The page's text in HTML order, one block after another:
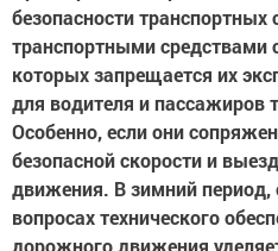
безопасности транспортных
транспортными средствами
которых запрещается их
для водителя и пассажиров
Особенно, если они
безопасной скорости и
движения. В зимний период,
вопросах технического
дорожного движения